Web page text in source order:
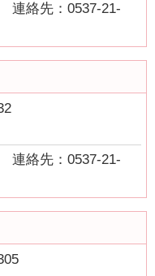
あいのうたを語る（令
連絡先：0537-21-
連絡先：0537-21-